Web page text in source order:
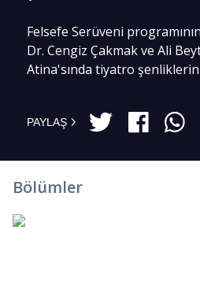
Felsefe Serüveni
Dr. Cengiz Çakmak ve Ali
Atina'sında tiyatro
PAYLAŞ
Bölümler